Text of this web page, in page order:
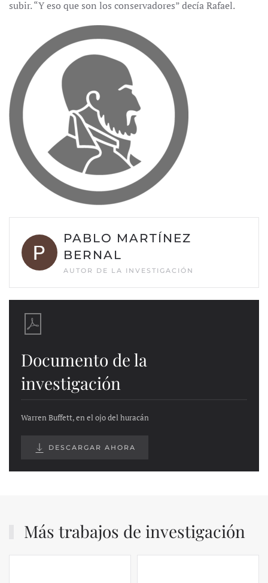
subir. “Y eso que son los conservadores” decía Rafael.
PABLO MARTÍNEZ
BERNAL
AUTOR DE LA INVESTIGACIÓN
Documento de la
investigación
Warren Buffett, en el ojo del huracán
DESCARGAR AHORA
Más trabajos de investigación